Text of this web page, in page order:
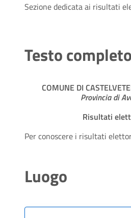
Sezione dedicata ai risultati
Testo completo
COMUNE DI
Provincia di
Risultati
Per conoscere i risultati
Luogo